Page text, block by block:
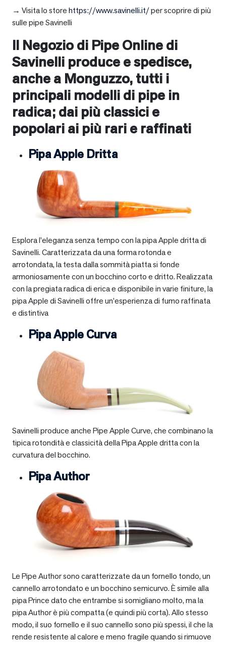
→ Visita lo storehttps://www.savinelli.it/per scoprire di più
sulle pipe Savinelli
Il Negozio di Pipe Online di
Savinelli produce e spedisce,
anche a Monguzzo, tutti i
principali modelli di pipe in
radica; dai più classici e
popolari ai più rari e raffinati
Pipa Apple Dritta
Esplora l’eleganza senza tempo con la pipa Apple dritta di
Savinelli. Caratterizzata da una forma rotonda e
arrotondata, la testa dalla sommità piatta si fonde
armoniosamente con un bocchino corto e dritto. Realizzata
con la pregiata radica di erica e disponibile in varie finiture, la
pipa Apple di Savinelli offre un’esperienza di fumo raffinata
e distintiva
Pipa Apple Curva
Savinelli produce anche Pipe Apple Curve, che combinano la
tipica rotondità e classicità della Pipa Apple dritta con la
curvatura del bocchino.
Pipa Author
Le Pipe Author sono caratterizzate da un fornello tondo, un
cannello arrotondato e un bocchino semicurvo. È simile alla
pipa Prince dato che entrambe si somigliano molto, ma la
pipa Author è più compatta (e quindi più corta). Allo stesso
modo, il suo fornello e il suo cannello sono più spessi, il che la
rende resistente al calore e meno fragile quando si rimuove